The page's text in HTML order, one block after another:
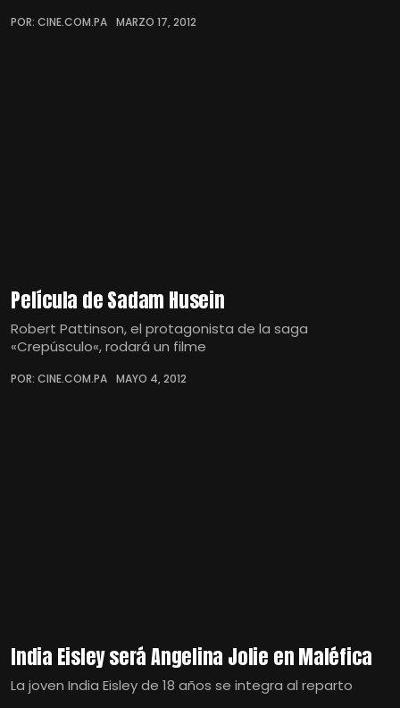
POR: CINE.COM.PA MARZO 17, 2012
Película de Sadam Husein
Robert Pattinson, el protagonista de la saga
«Crepúsculo«, rodará un filme
POR: CINE.COM.PA MAYO 4, 2012
India Eisley será Angelina Jolie en Maléfica
La joven India Eisley de 18 años se integra al reparto